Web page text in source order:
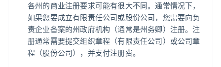
各州的商业注册要求可能有很大不同。通常情况下，
如果您要成立有限责任公司或股份公司，您需要向负
责企业备案的州政府机构（通常是州务卿）注册。注
册通常需要提交组织章程（有限责任公司）或公司章
程（股份公司），并支付注册费。